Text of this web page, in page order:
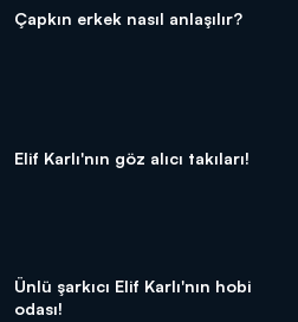
Çapkın erkek nasıl anlaşılır?
Elif Karlı'nın göz alıcı takıları!
Ünlü şarkıcı Elif Karlı'nın hobi
odası!